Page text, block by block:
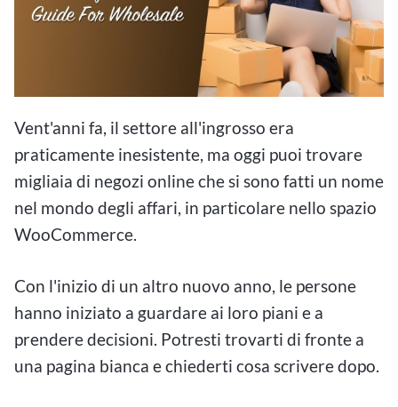
Vent'anni fa, il settore all'ingrosso era
praticamente inesistente, ma oggi puoi trovare
migliaia di negozi online che si sono fatti un nome
nel mondo degli affari, in particolare nello spazio
WooCommerce.
Con l'inizio di un altro nuovo anno, le persone
hanno iniziato a guardare ai loro piani e a
prendere decisioni. Potresti trovarti di fronte a
una pagina bianca e chiederti cosa scrivere dopo.